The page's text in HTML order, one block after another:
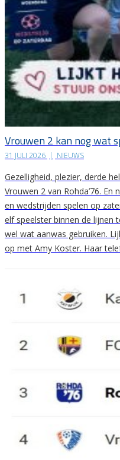
Vrouwen 2 kan nog wat
31 JULI 2026 | NIEUWS
Gezelligheid, plezier, derde
Vrouwen 2 van Rohda’76.
en wedstrijden spelen op
elf speelster binnen de lijnen
wel wat aanwas gebruiken.
op met Amy Koster. Haar